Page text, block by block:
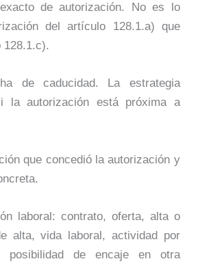
de autorización. No es lo
del artículo 128.1.a) que
128.1.c).
de caducidad. La estrategia
la autorización está próxima a
que concedió la autorización y
laboral: contrato, oferta, alta o
alta, vida laboral, actividad por
posibilidad de encaje en otra